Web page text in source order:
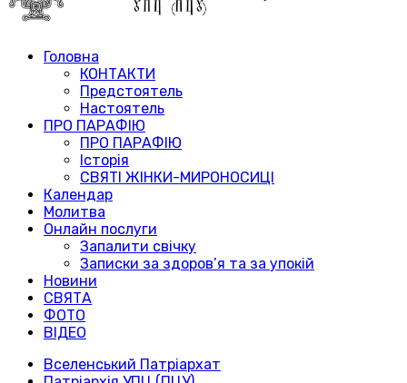
Головна
КОНТАКТИ
Предстоятель
Настоятель
ПРО ПАРАФІЮ
ПРО ПАРАФІЮ
Історія
СВЯТІ ЖІНКИ-МИРОНОСИЦІ
Календар
Молитва
Онлайн послуги
Запалити свічку
Записки за здоров’я та за упокій
Новини
СВЯТА
ФОТО
ВІДЕО
Вселенський Патріархат